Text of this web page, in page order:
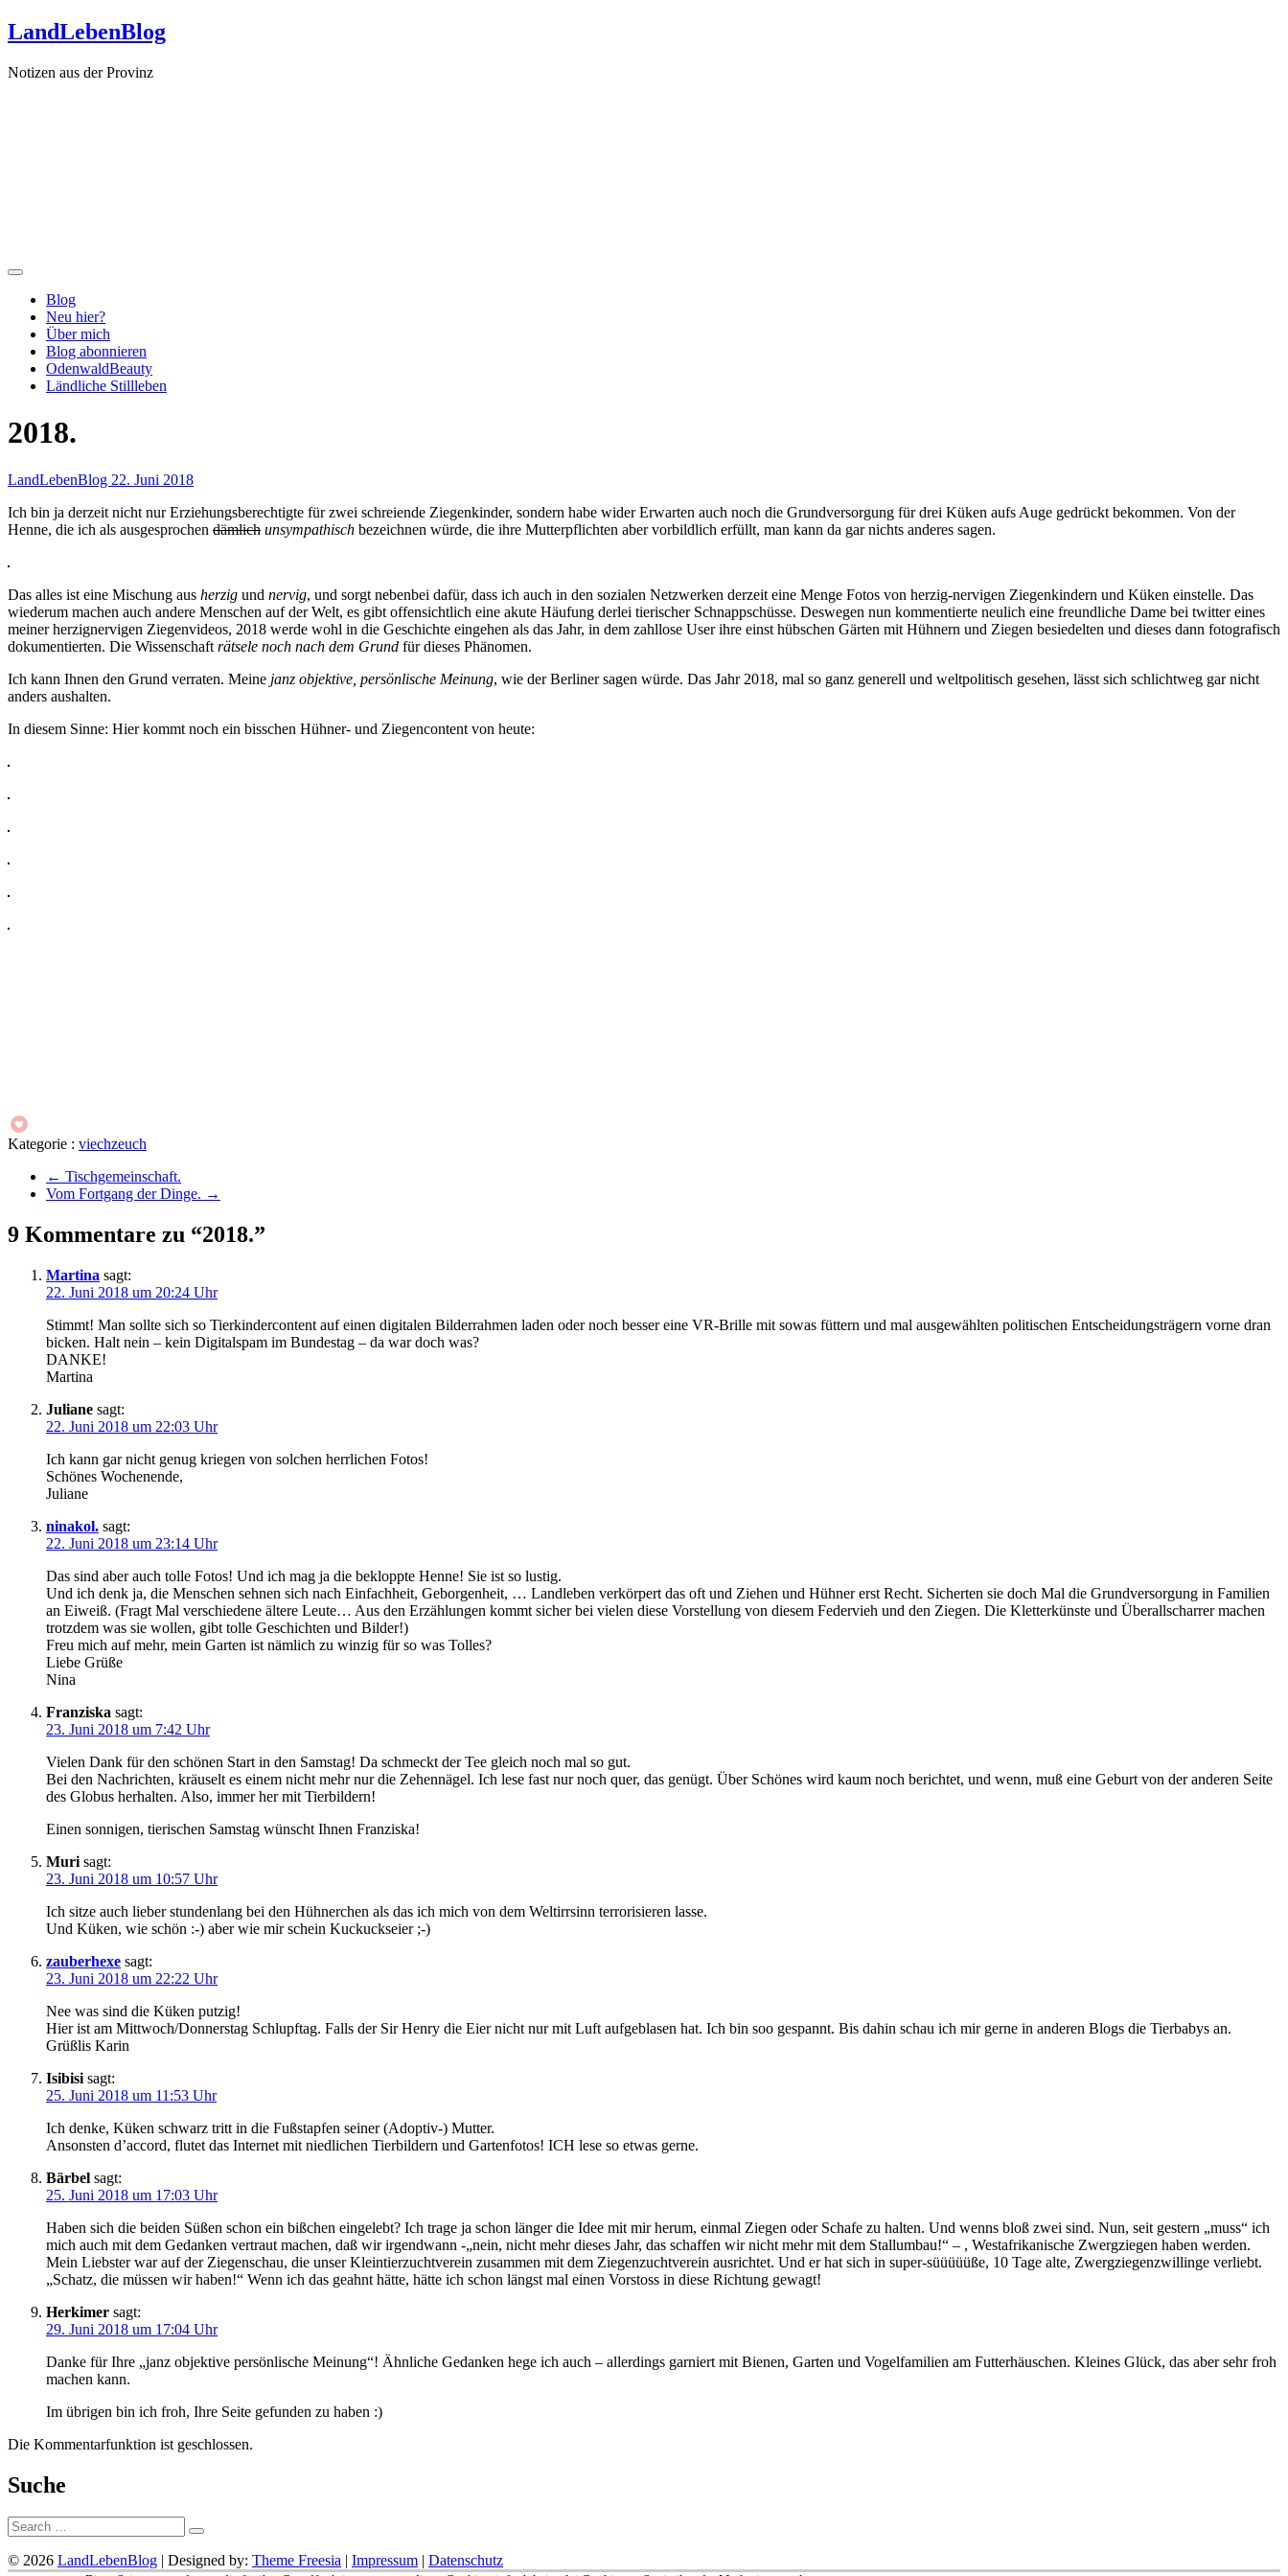
Zum
Inhalt
LandLebenBlog
Notizen aus der Provinz
Blog
Neu hier?
Über mich
Blog abonnieren
OdenwaldBeauty
Ländliche Stillleben
2018.
LandLebenBlog 22. Juni 2018
Ich bin ja derzeit nicht nur Erziehungsberechtigte für zwei schreiende Ziegenkinder, sondern habe wider Erwarten auch noch die Grundversorgung für drei Küken aufs Auge gedrückt bekommen. Von der
Henne, die ich als ausgesprochen dämlich unsympathisch bezeichnen würde, die ihre Mutterpflichten aber vorbildlich erfüllt, man kann da gar nichts anderes sagen.
Das alles ist eine Mischung aus herzig und nervig, und sorgt nebenbei dafür, dass ich auch in den sozialen Netzwerken derzeit eine Menge Fotos von herzig-nervigen Ziegenkindern und Küken einstelle. Das
wiederum machen auch andere Menschen auf der Welt, es gibt offensichtlich eine akute Häufung derlei tierischer Schnappschüsse. Deswegen nun kommentierte neulich eine freundliche Dame bei twitter eines
meiner herzignervigen Ziegenvideos, 2018 werde wohl in die Geschichte eingehen als das Jahr, in dem zahllose User ihre einst hübschen Gärten mit Hühnern und Ziegen besiedelten und dieses dann fotografisch
dokumentierten. Die Wissenschaft rätsele noch nach dem Grund für dieses Phänomen.
Ich kann Ihnen den Grund verraten. Meine janz objektive, persönlische Meinung, wie der Berliner sagen würde. Das Jahr 2018, mal so ganz generell und weltpolitisch gesehen, lässt sich schlichtweg gar nicht
anders aushalten.
In diesem Sinne: Hier kommt noch ein bisschen Hühner- und Ziegencontent von heute:
Kategorie : viechzeuch
← Tischgemeinschaft.
Vom Fortgang der Dinge. →
9 Kommentare zu “2018.”
Martina sagt:
22. Juni 2018 um 20:24 Uhr
Stimmt! Man sollte sich so Tierkindercontent auf einen digitalen Bilderrahmen laden oder noch besser eine VR-Brille mit sowas füttern und mal ausgewählten politischen Entscheidungsträgern vorne dran
bicken. Halt nein – kein Digitalspam im Bundestag – da war doch was?
DANKE!
Martina
Juliane sagt:
22. Juni 2018 um 22:03 Uhr
Ich kann gar nicht genug kriegen von solchen herrlichen Fotos!
Schönes Wochenende,
Juliane
ninakol. sagt:
22. Juni 2018 um 23:14 Uhr
Das sind aber auch tolle Fotos! Und ich mag ja die bekloppte Henne! Sie ist so lustig.
Und ich denk ja, die Menschen sehnen sich nach Einfachheit, Geborgenheit, … Landleben verkörpert das oft und Ziehen und Hühner erst Recht. Sicherten sie doch Mal die Grundversorgung in Familien
an Eiweiß. (Fragt Mal verschiedene ältere Leute… Aus den Erzählungen kommt sicher bei vielen diese Vorstellung von diesem Federvieh und den Ziegen. Die Kletterkünste und Überallscharrer machen
trotzdem was sie wollen, gibt tolle Geschichten und Bilder!)
Freu mich auf mehr, mein Garten ist nämlich zu winzig für so was Tolles?
Liebe Grüße
Nina
Franziska sagt:
23. Juni 2018 um 7:42 Uhr
Vielen Dank für den schönen Start in den Samstag! Da schmeckt der Tee gleich noch mal so gut.
Bei den Nachrichten, kräuselt es einem nicht mehr nur die Zehennägel. Ich lese fast nur noch quer, das genügt. Über Schönes wird kaum noch berichtet, und wenn, muß eine Geburt von der anderen Seite
des Globus herhalten. Also, immer her mit Tierbildern!
Einen sonnigen, tierischen Samstag wünscht Ihnen Franziska!
Muri sagt:
23. Juni 2018 um 10:57 Uhr
Ich sitze auch lieber stundenlang bei den Hühnerchen als das ich mich von dem Weltirrsinn terrorisieren lasse.
Und Küken, wie schön :-) aber wie mir schein Kuckuckseier ;-)
zauberhexe sagt:
23. Juni 2018 um 22:22 Uhr
Nee was sind die Küken putzig!
Hier ist am Mittwoch/Donnerstag Schlupftag. Falls der Sir Henry die Eier nicht nur mit Luft aufgeblasen hat. Ich bin soo gespannt. Bis dahin schau ich mir gerne in anderen Blogs die Tierbabys an.
Grüßlis Karin
Isibisi sagt:
25. Juni 2018 um 11:53 Uhr
Ich denke, Küken schwarz tritt in die Fußstapfen seiner (Adoptiv-) Mutter.
Ansonsten d’accord, flutet das Internet mit niedlichen Tierbildern und Gartenfotos! ICH lese so etwas gerne.
Bärbel sagt:
25. Juni 2018 um 17:03 Uhr
Haben sich die beiden Süßen schon ein bißchen eingelebt? Ich trage ja schon länger die Idee mit mir herum, einmal Ziegen oder Schafe zu halten. Und wenns bloß zwei sind. Nun, seit gestern „muss“ ich
mich auch mit dem Gedanken vertraut machen, daß wir irgendwann -„nein, nicht mehr dieses Jahr, das schaffen wir nicht mehr mit dem Stallumbau!“ – , Westafrikanische Zwergziegen haben werden.
Mein Liebster war auf der Ziegenschau, die unser Kleintierzuchtverein zusammen mit dem Ziegenzuchtverein ausrichtet. Und er hat sich in super-süüüüüße, 10 Tage alte, Zwergziegenzwillinge verliebt.
„Schatz, die müssen wir haben!“ Wenn ich das geahnt hätte, hätte ich schon längst mal einen Vorstoss in diese Richtung gewagt!
Herkimer sagt:
29. Juni 2018 um 17:04 Uhr
Danke für Ihre „janz objektive persönlische Meinung“! Ähnliche Gedanken hege ich auch – allerdings garniert mit Bienen, Garten und Vogelfamilien am Futterhäuschen. Kleines Glück, das aber sehr froh
machen kann.
Im übrigen bin ich froh, Ihre Seite gefunden zu haben :)
Die Kommentarfunktion ist geschlossen.
Suche
Suche:
© 2026 LandLebenBlog | Designed by: Theme Freesia | Impressum | Datenschutz